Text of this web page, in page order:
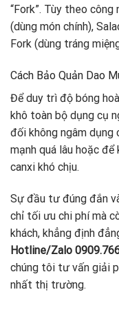
“Fork”. Tùy theo
(dùng món chính),
Fork (dùng tráng
Cách Bảo Quản Dao
Để duy trì độ bóng
khô toàn bộ dụng cụ
đối không ngâm
mạnh quá lâu hoặc
canxi khó chịu.
Sự đầu tư đúng đắn
chỉ tối ưu chi phí mà
khách, khẳng định
Hotline/Zalo
chúng tôi tư vấn giải
nhất thị trường.